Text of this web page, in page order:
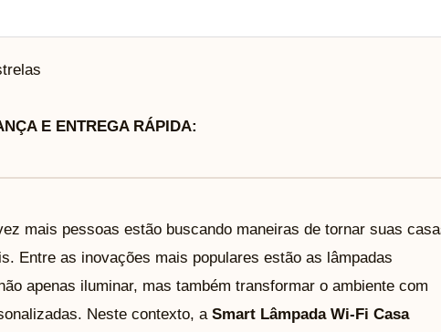
E ENTREGA RÁPIDA:
mais pessoas estão buscando maneiras de tornar suas
Entre as inovações mais populares estão as lâmpadas
apenas iluminar, mas também transformar o ambiente com
Neste contexto, a Smart Lâmpada Wi-Fi Casa